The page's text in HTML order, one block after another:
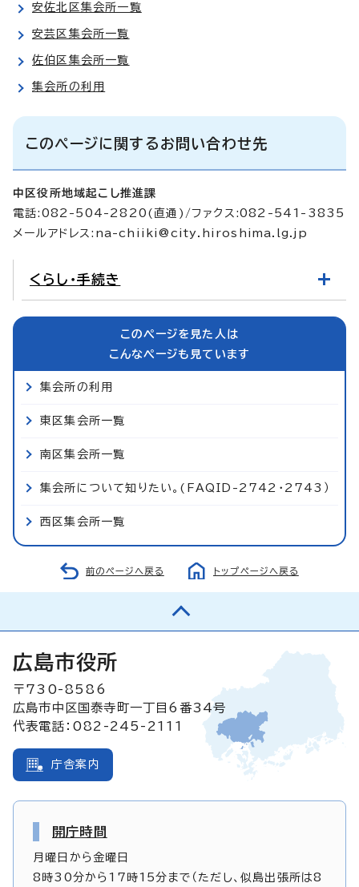
安佐北区集会所一覧
安芸区集会所一覧
佐伯区集会所一覧
集会所の利用
このページに関するお問い合わせ先
中区役所地域起こし推進課
電話:082-504-2820(直通)/ファクス:082-541-3835
メールアドレス: na-chiiki@city.hiroshima.lg.jp
くらし・手続き
このページを見た人は
こんなページも見ています
集会所の利用
東区集会所一覧
南区集会所一覧
集会所について知りたい。(FAQID-2742・2743）
西区集会所一覧
前のページへ戻る トップページへ戻る
広島市役所
〒730-8586
広島市中区国泰寺町一丁目6番34号
代表電話：082-245-2111
庁舎案内
開庁時間
月曜日から金曜日
8時30分から17時15分まで（ただし、似島出張所は8